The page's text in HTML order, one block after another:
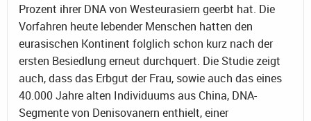
Prozent ihrer DNA von Westeurasiern geerbt hat. Die
Vorfahren heute lebender Menschen hatten den
eurasischen Kontinent folglich schon kurz nach der
ersten Besiedlung erneut durchquert. Die Studie zeigt
auch, dass das Erbgut der Frau, sowie auch das eines
40.000 Jahre alten Individuums aus China, DNA-
Segmente von Denisovanern enthielt, einer